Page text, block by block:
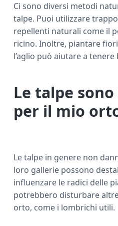
Ci sono diversi metodi
talpe. Puoi utilizzare
repellenti naturali come il
ricino. Inoltre, piantare
l’aglio può aiutare a
Le talpe
per il mio
Le talpe in genere non
loro gallerie possono
influenzare le radici delle
potrebbero disturbare
orto, come i lombrichi utili.